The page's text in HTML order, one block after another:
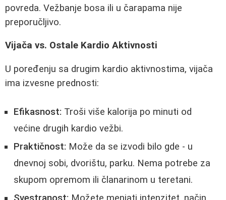
povreda. Vežbanje bosa ili u čarapama nije
preporučljivo.
Vijača vs. Ostale Kardio Aktivnosti
U poređenju sa drugim kardio aktivnostima, vijača
ima izvesne prednosti:
Efikasnost: Troši više kalorija po minuti od
većine drugih kardio vežbi.
Praktičnost: Može da se izvodi bilo gde - u
dnevnoj sobi, dvorištu, parku. Nema potrebe za
skupom opremom ili članarinom u teretani.
Svestranost: Možete menjati intenzitet, način